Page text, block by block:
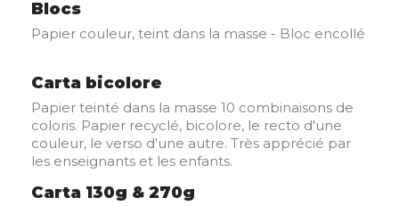
Blocs
Papier couleur, teint dans la masse - Bloc encollé
Carta bicolore
Papier teinté dans la masse 10 combinaisons de
coloris. Papier recyclé, bicolore, le recto d'une
couleur, le verso d'une autre. Très apprécié par
les enseignants et les enfants.
Carta 130g & 270g